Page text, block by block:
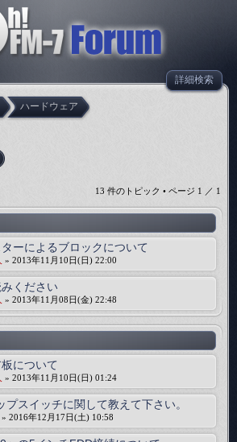
詳細検索
ハードウェア
13 件のトピック • ページ 1 ／ 1
ーによるブロックについて
» 2013年11月10日(日) 22:00
ください
» 2013年11月08日(金) 22:48
について
» 2013年11月10日(日) 01:24
プスイッチに関して教えて下さい。
2016年12月17日(土) 10:58